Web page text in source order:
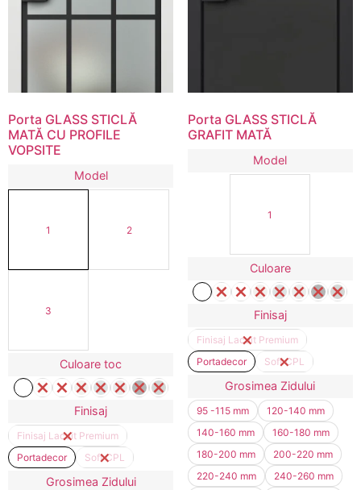
Porta GLASS STICLĂ
MATĂ CU PROFILE
VOPSITE
Model
1 2
3
Culoare toc
Finisaj
Finisaj Lacuit Premium
Portadecor
Soft CPL
Grosimea Zidului
Porta GLASS STICLĂ
GRAFIT MATĂ
Model
1
Culoare
Finisaj
Finisaj Lacuit Premium
Portadecor
Soft CPL
Grosimea Zidului
95 -115 mm
120-140 mm
140-160 mm
160-180 mm
180-200 mm
200-220 mm
220-240 mm
240-260 mm